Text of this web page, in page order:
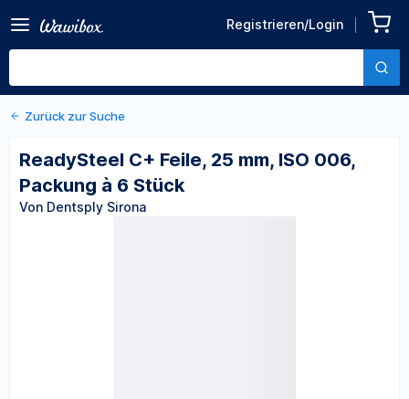
Registrieren/Login
ISO 006, Packung à 6 Stück
Von Dentsply Sirona
Zurück zu den Produktdetails
Zurück zur Suche
ReadySteel C+ Feile, 25 mm, ISO 006,
Packung à 6 Stück
Von Dentsply Sirona